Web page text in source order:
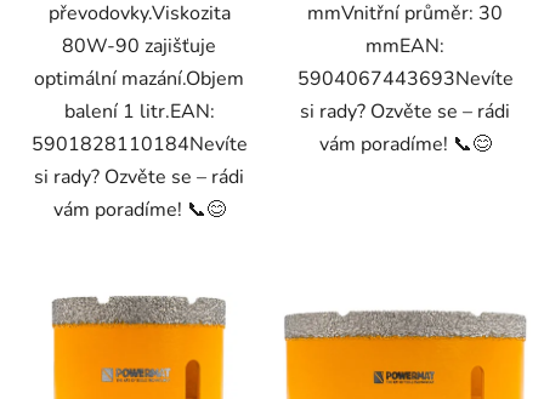
převodovky.Viskozita
80W-90 zajišťuje
optimální mazání.Objem
balení 1 litr.EAN:
5901828110184Nevíte
si rady? Ozvěte se – rádi
vám poradíme! 📞😊
mmVnitřní průměr: 30
mmEAN:
5904067443693Nevíte
si rady? Ozvěte se – rádi
vám poradíme! 📞😊